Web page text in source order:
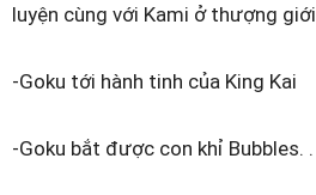
luyện cùng với Kami ở thượng giới
-Goku tới hành tinh của King Kai
-Goku bắt được con khỉ Bubbles. .